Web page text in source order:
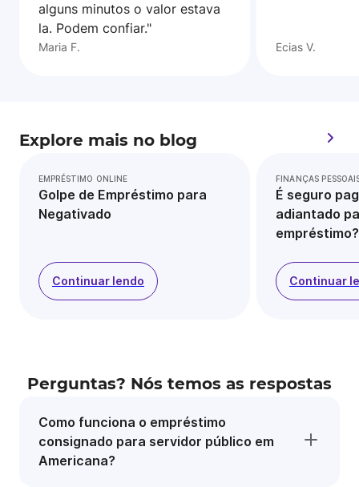
alguns minutos o valor estava
la. Podem confiar."
Maria F. Ecias V.
Explore mais no blog
EMPRÉSTIMO ONLINE
Golpe de Empréstimo para
Negativado
Continuar lendo
FINANÇAS
É seguro
adiantado
empréstimo?
Continuar
Perguntas? Nós temos as respostas
Como funciona o empréstimo
consignado para servidor público em
Americana?